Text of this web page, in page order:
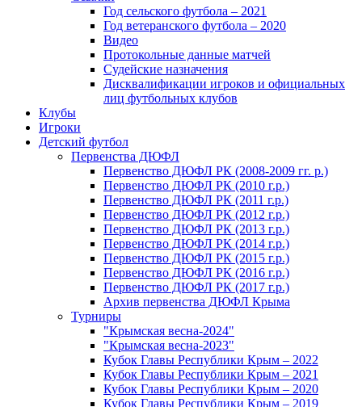
Год сельского футбола – 2021
Год ветеранского футбола – 2020
Видео
Протокольные данные матчей
Судейские назначения
Дисквалификации игроков и официальных
лиц футбольных клубов
Клубы
Игроки
Детский футбол
Первенства ДЮФЛ
Первенство ДЮФЛ РК (2008-2009 гг. р.)
Первенство ДЮФЛ РК (2010 г.р.)
Первенство ДЮФЛ РК (2011 г.р.)
Первенство ДЮФЛ РК (2012 г.р.)
Первенство ДЮФЛ РК (2013 г.р.)
Первенство ДЮФЛ РК (2014 г.р.)
Первенство ДЮФЛ РК (2015 г.р.)
Первенство ДЮФЛ РК (2016 г.р.)
Первенство ДЮФЛ РК (2017 г.р.)
Архив первенства ДЮФЛ Крыма
Турниры
"Крымская весна-2024"
"Крымская весна-2023"
Кубок Главы Республики Крым – 2022
Кубок Главы Республики Крым – 2021
Кубок Главы Республики Крым – 2020
Кубок Главы Республики Крым – 2019